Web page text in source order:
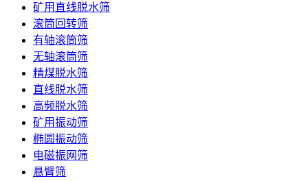
矿用直线脱水筛
滚筒回转筛
有轴滚筒筛
无轴滚筒筛
精煤脱水筛
直线脱水筛
高频脱水筛
矿用振动筛
椭圆振动筛
电磁振网筛
悬臂筛